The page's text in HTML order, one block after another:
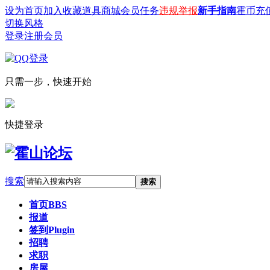
设为首页加入收藏道具商城会员任务违规举报新手指南霍币充
切换风格
登录注册会员
只需一步，快速开始
快捷登录
搜索 搜索
首页BBS
报道
签到Plugin
招聘
求职
房屋